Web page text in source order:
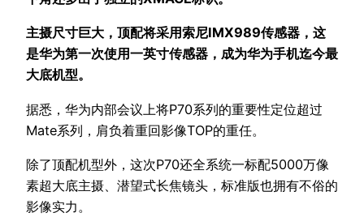
主摄尺寸巨大，顶配将采用索尼IMX989传感器，这
是华为第一次使用一英寸传感器，成为华为手机迄今最
大底机型。
据悉，华为内部会议上将P70系列的重要性定位超过
Mate系列，肩负着重回影像TOP的重任。
除了顶配机型外，这次P70还全系统一标配5000万像
素超大底主摄、潜望式长焦镜头，标准版也拥有不俗的
影像实力。